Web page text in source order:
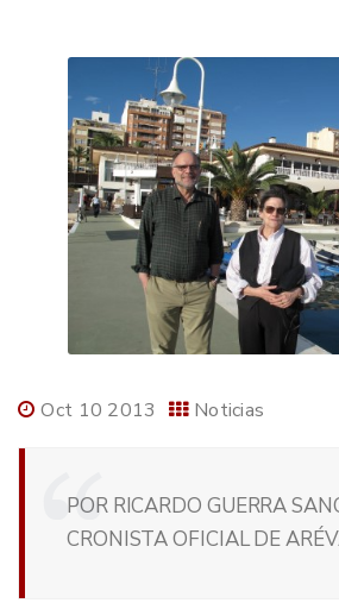
Oct 10 2013 Noticias
POR RICARDO GUERRA
CRONISTA OFICIAL DE